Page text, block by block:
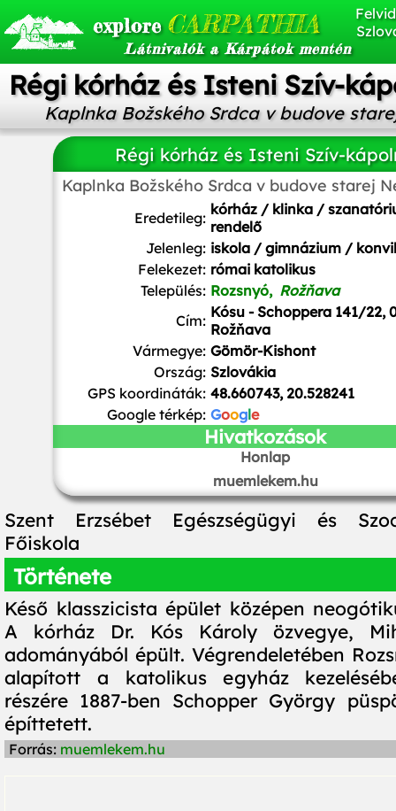
explore CARPATHIA
Látnivalók a Kárpátok mentén
Régi kórház és Isteni Szív-
Kaplnka Božského Srdca v budove
Régi kórház és Isteni Szív-
Kaplnka Božského Srdca v budove starej
Ladislav Luppa/CC BY-SA
Eredetileg: kórház / klinka /
rendelő
Jelenleg: iskola / gimnázium /
Felekezet: római katolikus
Település: Rozsnyó, Rožňava
Cím: Kósu - Schoppera 141/22,
Rožňava
Vármegye: Gömör-Kishont
Ország: Szlovákia
GPS koordináták: 48.660743, 20.528241
Google térkép: Google
Hivatkozások
Honlap
muemlekem.hu
Szent Erzsébet Egészségügyi és
Főiskola
Története
Késő klasszicista épület középen
A kórház Dr. Kós Károly özvegye,
adományából épült. Végrendeletében
alapított a katolikus egyház
részére 1887-ben Schopper György
építtetett.
Forrás: muemlekem.hu